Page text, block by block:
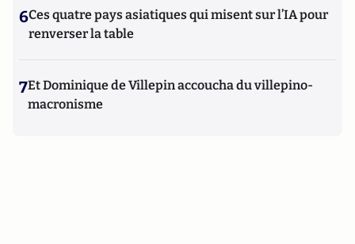
6Ces quatre pays asiatiques qui misent sur l’IA pour
renverser la table
7Et Dominique de Villepin accoucha du villepino-
macronisme